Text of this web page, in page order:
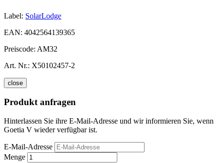
Label: SolarLodge
EAN: 4042564139365
Preiscode: AM32
Art. Nr.: X50102457-2
close
Produkt anfragen
Hinterlassen Sie ihre E-Mail-Adresse und wir informieren Sie, wenn
Goetia V wieder verfügbar ist.
E-Mail-Adresse
Menge